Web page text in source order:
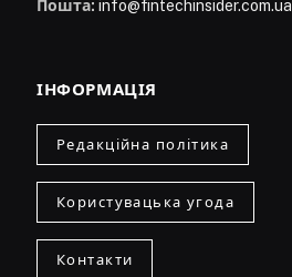
Пошта: info@fintechinsider.com.ua
ІНФОРМАЦІЯ
Редакційна політика
Користувацька угода
Контакти